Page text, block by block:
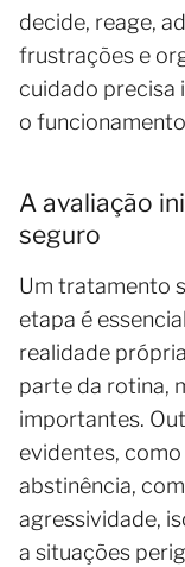
decide, reage,
frustrações e
cuidado precisa
o
A avaliação
seguro
Um tratamento
etapa é
realidade
parte da rotina,
importantes.
evidentes,
abstinência,
agressividade,
a situações